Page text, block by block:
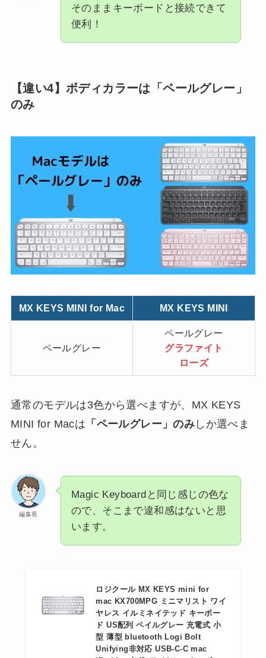
そのままキーボードと接続できて
便利！
【違い4】ボディカラーは「ペールグレー」
のみ
MX KEYS MINI for Mac MX KEYS MINI
ペールグレー
ペールグレー
グラファイト
ローズ
通常のモデルは3色から選べますが、MX KEYS
MINI for Macは 「ペールグレー」のみ しか選べま
せん。
編集長
Magic Keyboardと同じ感じの色な
ので、そこまで違和感はないと思
います。
ロジクール MX KEYS mini for
mac KX700MPG ミニマリスト ワイ
ヤレス イルミネイテッド キーボー
ド US配列 ペイルグレー 充電式 小
型 薄型 bluetooth Logi Bolt
Unifying非対応 USB-C-C mac